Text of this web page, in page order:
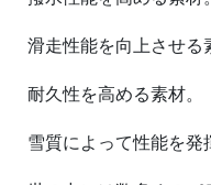
滑走性能を向上させる
耐久性を高める素材。
雪質によって性能を発